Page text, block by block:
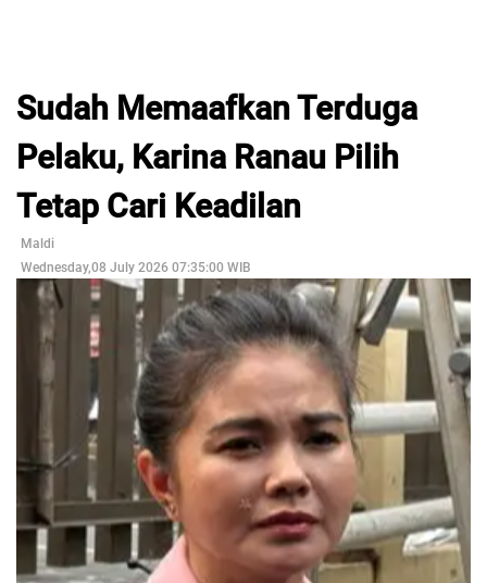
Sudah Memaafkan Terduga
Pelaku, Karina Ranau Pilih
Tetap Cari Keadilan
Maldi
Wednesday,08 July 2026 07:35:00 WIB